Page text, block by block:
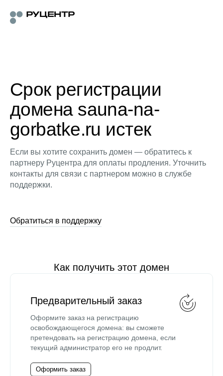
Срок регистрации
домена sauna-na-
gorbatke.ru истек
Если вы хотите сохранить домен — обратитесь к
партнеру Руцентра для оплаты продления. Уточнить
контакты для связи с партнером можно в службе
поддержки.
Обратиться в поддержку
Как получить этот домен
Предварительный заказ
Оформите заказ на регистрацию
освобождающегося домена: вы сможете
претендовать на регистрацию домена, если
текущий администратор его не продлит.
Оформить заказ